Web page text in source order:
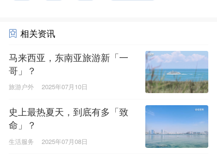
相关资讯
马来西亚，东南亚旅游新「一
哥」？
旅游户外 2025年07月10日
史上最热夏天，到底有多「致
命」？
生活服务 2025年07月08日